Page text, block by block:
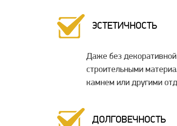
ЭСТЕТИЧНОСТЬ
Даже без
строительными
камнем или другими
ДОЛГОВЕЧНОСТЬ